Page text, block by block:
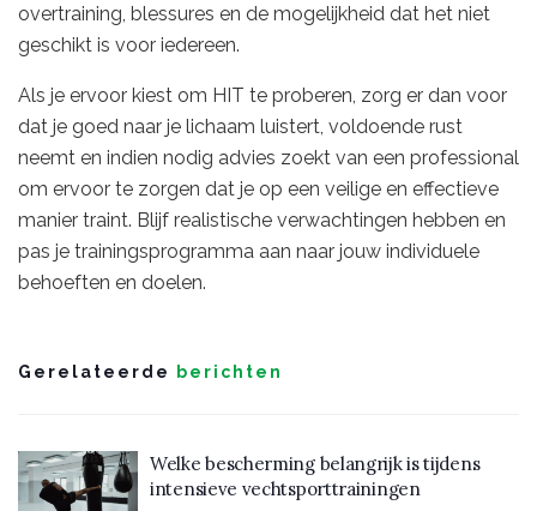
overtraining, blessures en de mogelijkheid dat het niet
geschikt is voor iedereen.
Als je ervoor kiest om HIT te proberen, zorg er dan voor
dat je goed naar je lichaam luistert, voldoende rust
neemt en indien nodig advies zoekt van een professional
om ervoor te zorgen dat je op een veilige en effectieve
manier traint. Blijf realistische verwachtingen hebben en
pas je trainingsprogramma aan naar jouw individuele
behoeften en doelen.
Gerelateerde berichten
Welke bescherming belangrijk is tijdens
intensieve vechtsporttrainingen